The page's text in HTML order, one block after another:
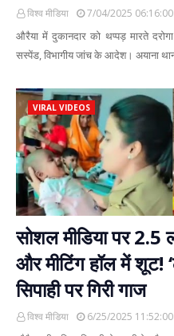
विश्व मीडिया 7/04/2025
औरैया में दुकानदार को थप्पड़ मारते
सस्पेंड, विभागीय जांच के आदेश। अयाना
VIRAL VIDEOS
सोशल मीडिया पर 2.5
और मीटिंग हॉल में शूट!
सिपाही पर गिरी गाज
विश्व मीडिया 6/25/2025